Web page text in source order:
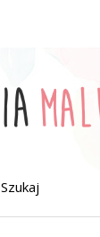
Szukaj